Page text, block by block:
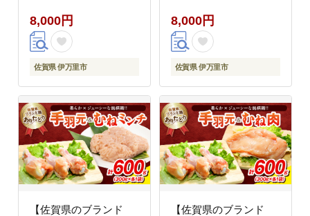
8,000円
佐賀県 伊万里市
8,000円
佐賀県 伊万里市
【佐賀県のブランド
【佐賀県のブランド